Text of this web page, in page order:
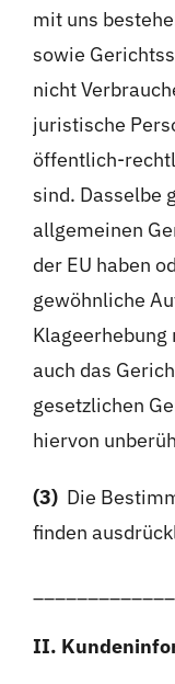
mit uns
sowie
nicht
juristische
öffentlich-
sind. Dasselbe
allgemeinen
der EU haben
gewöhnliche
Klageerhebung
auch das
gesetzlichen
hiervon
(3)Die
finden
II.